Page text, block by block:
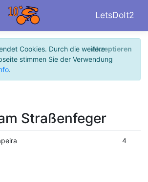
LetsDoIt2
Cookies. Durch die weitere
stimmen Sie der Verwendung
.
Akzeptieren
Straßenfeger
4